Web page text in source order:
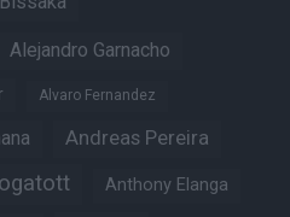
Alejandro Garnacho
Alvaro Fernandez
Andreas Pereira
Anthony Elanga